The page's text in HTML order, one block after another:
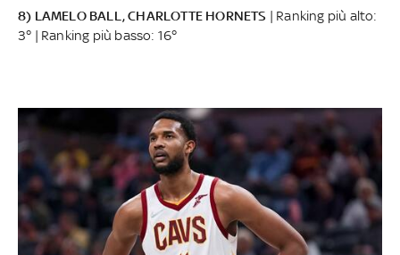
8) LAMELO BALL, CHARLOTTE HORNETS | Ranking più alto:
3° | Ranking più basso: 16°